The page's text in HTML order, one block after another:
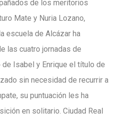
de los meritorios
Mate y Nuria Lozano,
escuela de Alcázar ha
las cuatro jornadas de
Isabel y Enrique el título de
sin necesidad de recurrir a
su puntuación les ha
en solitario. Ciudad Real